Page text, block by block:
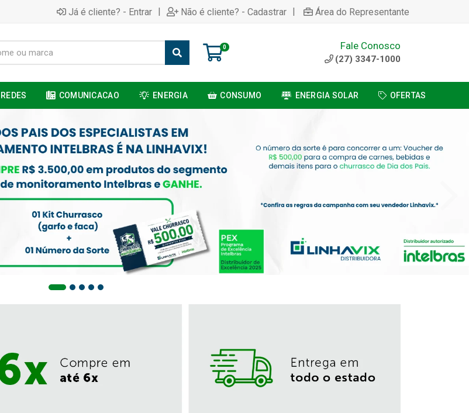
Já é cliente? - Entrar | Não é cliente? - Cadastrar | Área do Representante
0 Fale Conosco
(27) 3347-1000
REDES COMUNICACAO ENERGIA CONSUMO ENERGIA SOLAR OFERTAS